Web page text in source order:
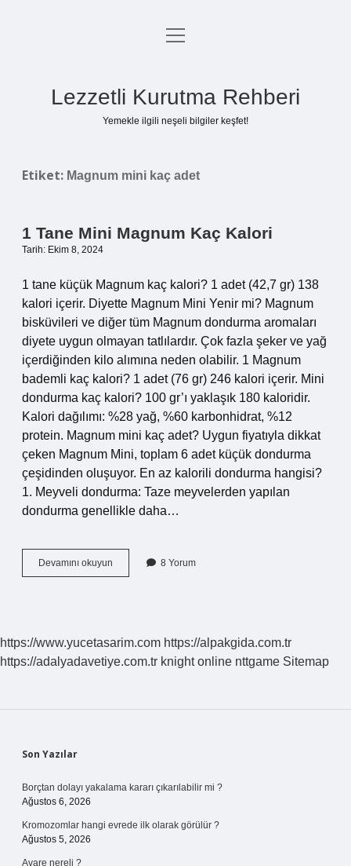
Anasayfa
menüyü
Lezzetli Kurutma Rehberi
Yemekle ilgili neşeli bilgiler keşfet!
Etiket: Magnum mini kaç adet
1 Tane Mini Magnum Kaç Kalori
Tarih: Ekim 8, 2024
1 tane küçük Magnum kaç kalori? 1 adet (42,7 gr) 138
kalori içerir. Diyette Magnum Mini Yenir mi? Magnum
bisküvileri ve diğer tüm Magnum dondurma aromaları
diyete uygun olmayan tatlılardır. Çok fazla şeker ve yağ
içerdiğinden kilo alımına neden olabilir. 1 Magnum
bademli kaç kalori? 1 adet (76 gr) 246 kalori içerir. Mini
dondurma kaç kalori? 100 gr’ı yaklaşık 180 kaloridir.
Kalori dağılımı: %28 yağ, %60 karbonhidrat, %12
protein. Magnum mini kaç adet? Uygun fiyatıyla dikkat
çeken Magnum Mini, toplam 6 adet küçük dondurma
çeşidinden oluşuyor. En az kalorili dondurma hangisi?
1. Meyveli dondurma: Taze meyvelerden yapılan
dondurma genellikle daha…
Devamını okuyun
Tane
8 Yorum
https://www.yucetasarim.com https://alpakgida.com.tr
https://adalyadavetiye.com.tr knight online nttgame Sitemap
Sidebar
Son Yazılar
Borçtan dolayı yakalama kararı çıkarılabilir mi ?
Ağustos 6, 2026
Kromozomlar hangi evrede ilk olarak görülür ?
Ağustos 5, 2026
Avare nereli ?